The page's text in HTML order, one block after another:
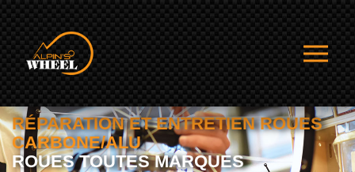
RÉPARATION ET ENTRETIEN ROUES
CARBONE/ALU
ROUES TOUTES MARQUES